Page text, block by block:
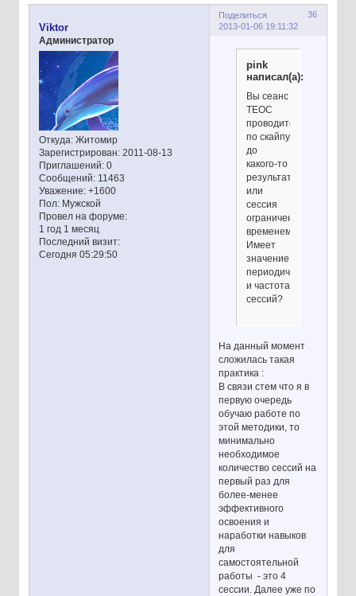
Поделиться
36
2013-01-06 19:11:32
Viktor
Администратор
Откуда:Житомир
Зарегистрирован: 2011-08-13
Приглашений:0
Сообщений:11463
Уважение: +1600
Пол:Мужской
Провел на форуме:
1 год 1 месяц
Последний визит:
Сегодня 05:29:50
pink
написал(а):
Вы сеанс
ТЕОС
проводите
по скайпу
до
какого-то
результата
или
сессия
ограничена
временем?
Имеет
значение
периодичность
и частота
сессий?
На данный момент
сложилась такая
практика :
В связи стем что я в
первую очередь
обучаю работе по
этой методики, то
минимально
необходимое
количество сессий на
первый раз для
более-менее
эффективного
освоения и
наработки навыков
для
самостоятельной
работы - это 4
сессии. Далее уже по